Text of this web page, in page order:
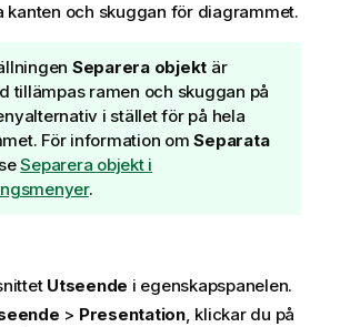
kanten och skuggan för diagrammet.
Separera objekt är
tillämpas ramen och skuggan på
i stället för på hela
För information omSeparata
Separera objekt i
.
Utseende i egenskapspanelen.
> Presentation, klickar du på